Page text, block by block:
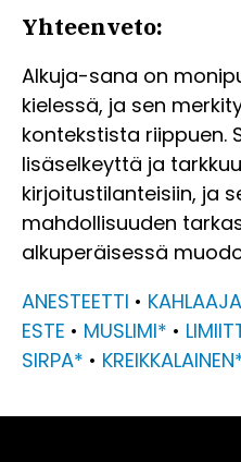
Yhteenveto:
Alkuja-sana on
kielessä, ja sen
kontekstista riippuen.
lisäselkeyttä ja
kirjoitustilanteisiin, ja
mahdollisuuden
alkuperäisessä
ANESTEETTI •
ESTE • MUSLIMI* •
SIRPA* •